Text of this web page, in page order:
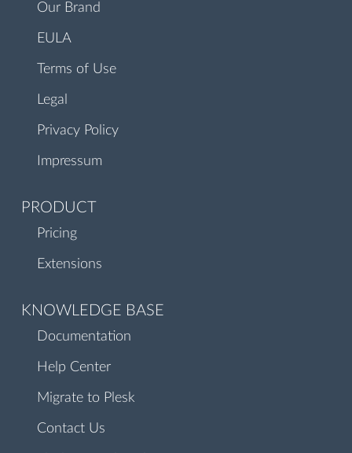
Our Brand
EULA
Terms of Use
Legal
Privacy Policy
Impressum
PRODUCT
Pricing
Extensions
KNOWLEDGE BASE
Documentation
Help Center
Migrate to Plesk
Contact Us